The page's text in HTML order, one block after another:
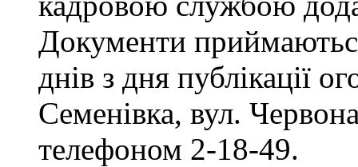
Документи
днів з дня публікації
Семенівка, вул.
телефоном 2-18-49.